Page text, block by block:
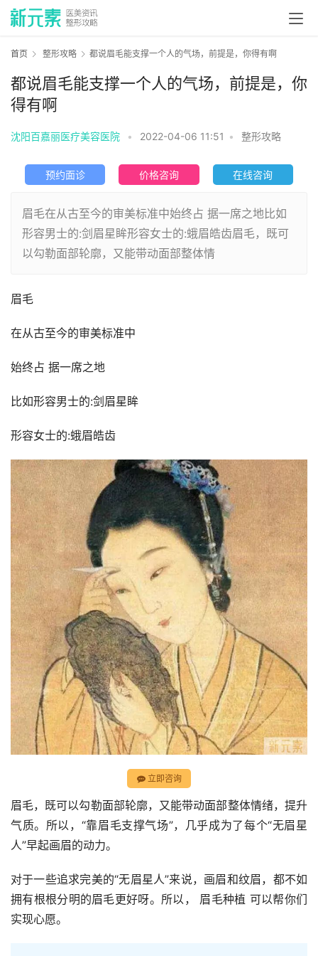
首页 整形攻略 都说眉毛能支撑一个人的气场，前提是，你得有啊
都说眉毛能支撑一个人的气场，前提是，你
得有啊
沈阳百嘉丽医疗美容医院 • 2022-04-06 11:51 • 整形攻略
预约面诊 价格咨询 在线咨询
眉毛在从古至今的审美标准中始终占 据一席之地比如
形容男士的:剑眉星眸形容女士的:蛾眉皓齿眉毛，既可
以勾勒面部轮廓，又能带动面部整体情
眉毛
在从古至今的审美标准中
始终占 据一席之地
比如形容男士的:剑眉星眸
形容女士的:蛾眉皓齿
立即咨询
眉毛，既可以勾勒面部轮廓，又能带动面部整体情绪，提升
气质。所以，“靠眉毛支撑气场”，几乎成为了每个“无眉星
人”早起画眉的动力。
对于一些追求完美的“无眉星人”来说，画眉和纹眉，都不如
拥有根根分明的眉毛更好呀。所以， 眉毛种植 可以帮你们
实现心愿。